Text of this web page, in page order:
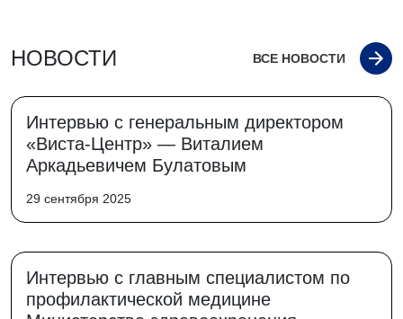
НОВОСТИ ВСЕ НОВОСТИ
Интервью с генеральным директором
«Виста-Центр» — Виталием
Аркадьевичем Булатовым
29 сентября 2025
Интервью с главным специалистом по
профилактической медицине